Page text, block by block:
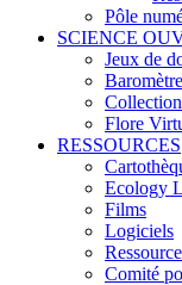
Pôle
SCIENCE
Jeux de
Flore
RESSOURCES
Ecology
Films
Logiciels
Comité